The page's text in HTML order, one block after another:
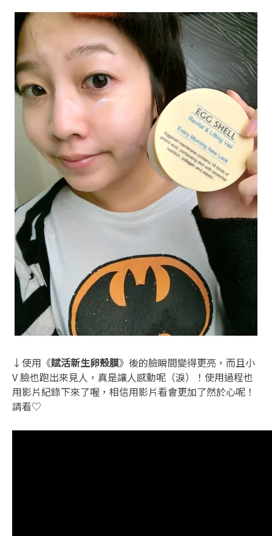
↓使用《賦活新生卵殼膜》後的臉瞬間變得更亮，而且小
V 臉也跑出來見人，真是讓人感動呢（淚）！使用過程也
用影片紀錄下來了喔，相信用影片看會更加了然於心呢！
請看♡